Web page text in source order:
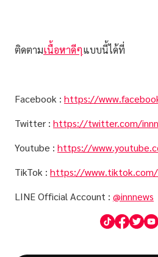
ติดตามเนื้อหาดีๆแบบนี้ได้ที่
Facebook : https://
Twitter : https://twitter.com/
Youtube : https://
TikTok : https://www.tiktok.com/
LINE Official Account : @innnews